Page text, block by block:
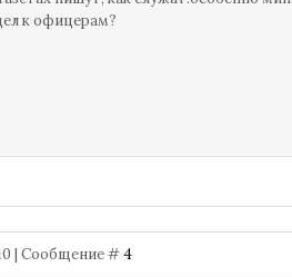
к офицерам?
| Сообщение #4